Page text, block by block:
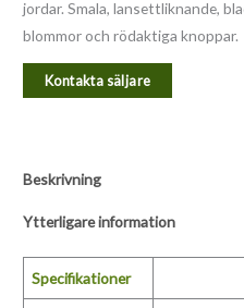
jordar. Smala, lansettliknande,
blommor och rödaktiga knoppar.
Kontakta säljare
Beskrivning
Ytterligare information
Specifikationer